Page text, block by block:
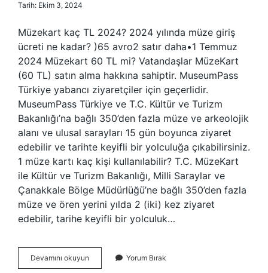
Tarih: Ekim 3, 2024
Müzekart kaç TL 2024? 2024 yılında müze giriş
ücreti ne kadar? )65 avro2 satır daha•1 Temmuz
2024 Müzekart 60 TL mi? Vatandaşlar MüzeKart
(60 TL) satın alma hakkına sahiptir. MuseumPass
Türkiye yabancı ziyaretçiler için geçerlidir.
MuseumPass Türkiye ve T.C. Kültür ve Turizm
Bakanlığı’na bağlı 350’den fazla müze ve arkeolojik
alanı ve ulusal sarayları 15 gün boyunca ziyaret
edebilir ve tarihte keyifli bir yolculuğa çıkabilirsiniz.
1 müze kartı kaç kişi kullanılabilir? T.C. MüzeKart
ile Kültür ve Turizm Bakanlığı, Milli Saraylar ve
Çanakkale Bölge Müdürlüğü’ne bağlı 350’den fazla
müze ve ören yerini yılda 2 (iki) kez ziyaret
edebilir, tarihe keyifli bir yolculuk…
Devamını okuyun
Kart
Yorum Bırak